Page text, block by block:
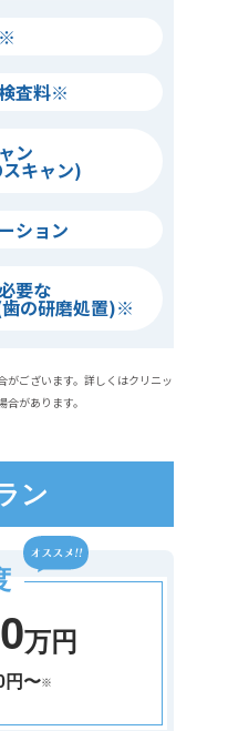
査料※
ン
キャン)
ション
要な
歯の研磨処置)※
ございます。詳しくはクリニッ
があります。
ン
万円
円〜※